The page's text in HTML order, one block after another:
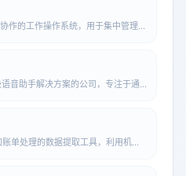
作的工作操作系统，用于集中管理人
音助手解决方案的公司，专注于通
单处理的数据提取工具，利用机器